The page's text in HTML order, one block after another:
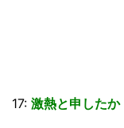
17: 激熱と申したか